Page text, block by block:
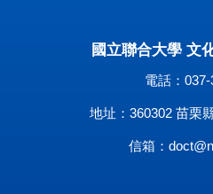
國立聯合大學 文
電話：037-
地址：360302 苗栗
信箱：